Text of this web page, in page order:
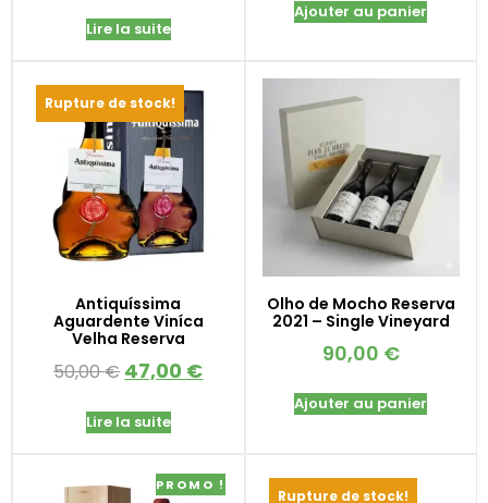
Lire la suite
Ajouter au panier
Rupture de stock!
Antiquíssima
Aguardente Viníca
Velha Reserva
50,00€ 47,00 €
Lire la suite
Olho de Mocho Reserva
2021 – Single Vineyard
90,00 €
Ajouter au panier
PROMO !
Rupture de stock!